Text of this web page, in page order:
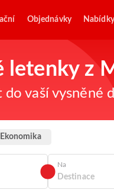
Objednávky Nabídky
letenky z
vaší vysněné
Ekonomika
Na